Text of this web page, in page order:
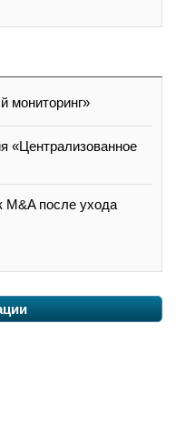
мониторинг»
«Централизованное
M&A после ухода